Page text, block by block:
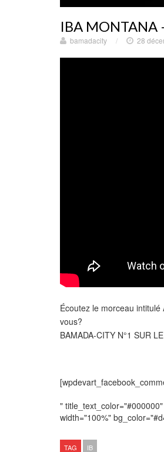
IBA MONTANA
bamadacity / 28
Écoutez le morceau intitulé
vous?
BAMADA-CITY N°1 SUR
"
width="100%"
TAG IB